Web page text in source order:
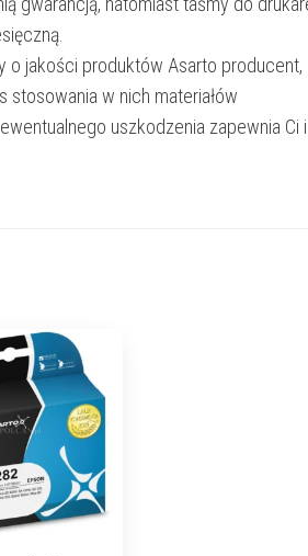
jakości produktów Asarto producent,
stosowania w nich materiałów
uszkodzenia zapewnia Ci